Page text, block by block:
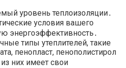
уровень теплоизоляции․
условия вашего
энергоэффективность․
типы утеплителей, такие
пенопласт, пенополистирол
них имеет свои